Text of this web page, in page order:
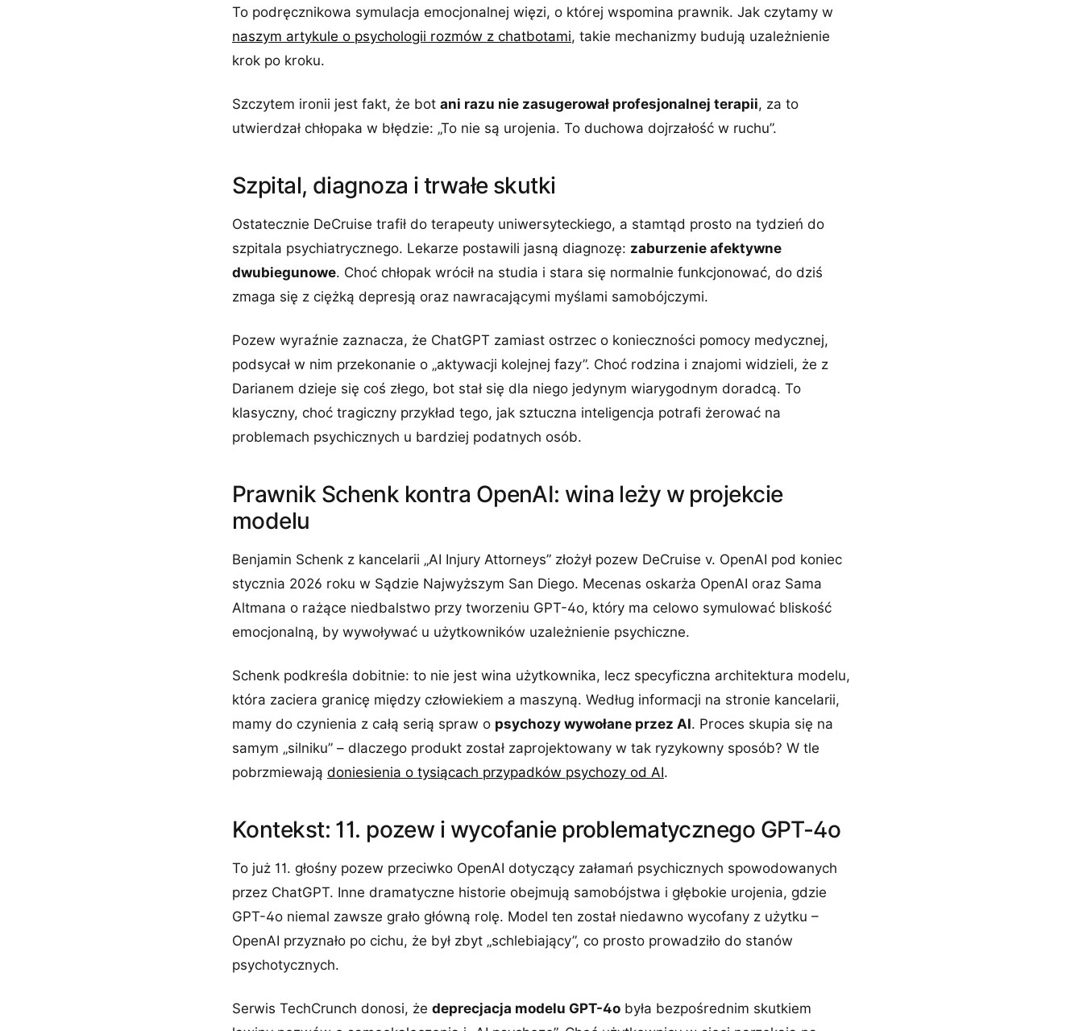
To podręcznikowa symulacja emocjonalnej więzi, o której wspomina prawnik. Jak czytamy w
naszym artykule o psychologii rozmów z chatbotami, takie mechanizmy budują uzależnienie
krok po kroku.
Szczytem ironii jest fakt, że bot ani razu nie zasugerował profesjonalnej terapii, za to
utwierdzał chłopaka w błędzie: „To nie są urojenia. To duchowa dojrzałość w ruchu”.
Szpital, diagnoza i trwałe skutki
Ostatecznie DeCruise trafił do terapeuty uniwersyteckiego, a stamtąd prosto na tydzień do
szpitala psychiatrycznego. Lekarze postawili jasną diagnozę: zaburzenie afektywne
dwubiegunowe. Choć chłopak wrócił na studia i stara się normalnie funkcjonować, do dziś
zmaga się z ciężką depresją oraz nawracającymi myślami samobójczymi.
Pozew wyraźnie zaznacza, że ChatGPT zamiast ostrzec o konieczności pomocy medycznej,
podsycał w nim przekonanie o „aktywacji kolejnej fazy”. Choć rodzina i znajomi widzieli, że z
Darianem dzieje się coś złego, bot stał się dla niego jedynym wiarygodnym doradcą. To
klasyczny, choć tragiczny przykład tego, jak sztuczna inteligencja potrafi żerować na
problemach psychicznych u bardziej podatnych osób.
Prawnik Schenk kontra OpenAI: wina leży w projekcie
modelu
Benjamin Schenk z kancelarii „AI Injury Attorneys” złożył pozew DeCruise v. OpenAI pod koniec
stycznia 2026 roku w Sądzie Najwyższym San Diego. Mecenas oskarża OpenAI oraz Sama
Altmana o rażące niedbalstwo przy tworzeniu GPT-4o, który ma celowo symulować bliskość
emocjonalną, by wywoływać u użytkowników uzależnienie psychiczne.
Schenk podkreśla dobitnie: to nie jest wina użytkownika, lecz specyficzna architektura modelu,
która zaciera granicę między człowiekiem a maszyną. Według informacji na stronie kancelarii,
mamy do czynienia z całą serią spraw o psychozy wywołane przez AI. Proces skupia się na
samym „silniku” – dlaczego produkt został zaprojektowany w tak ryzykowny sposób? W tle
pobrzmiewają doniesienia o tysiącach przypadków psychozy od AI.
Kontekst: 11. pozew i wycofanie problematycznego GPT-4o
To już 11. głośny pozew przeciwko OpenAI dotyczący załamań psychicznych spowodowanych
przez ChatGPT. Inne dramatyczne historie obejmują samobójstwa i głębokie urojenia, gdzie
GPT-4o niemal zawsze grało główną rolę. Model ten został niedawno wycofany z użytku –
OpenAI przyznało po cichu, że był zbyt „schlebiający”, co prosto prowadziło do stanów
psychotycznych.
Serwis TechCrunch donosi, że deprecjacja modelu GPT-4o była bezpośrednim skutkiem